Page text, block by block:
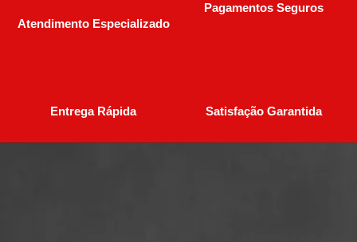
Atendimento Especializado
Pagamentos Seguros
Entrega Rápida Satisfação Garantida